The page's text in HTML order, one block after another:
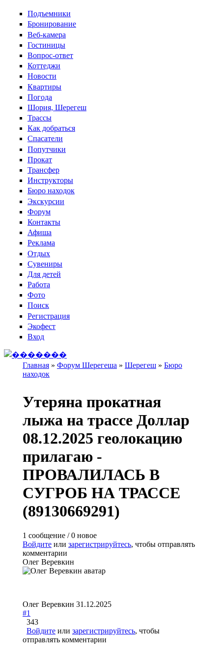
Перейти к основному содержанию
Подъемники
Бронирование
Веб-камера
Гостиницы
Вопрос-ответ
Коттеджи
Новости
Квартиры
Погода
Шория, Шерегеш
Трассы
Как добраться
Спасатели
Попутчики
Прокат
Трансфер
Инструкторы
Бюро находок
Экскурсии
Форум
Контакты
Афиша
Реклама
Отдых
Сувениры
Для детей
Работа
Фото
Поиск
Регистрация
Экофест
Вход
Вы здесь
Главная » Форум Шерегеша » Шерегеш » Бюро
находок
Утеряна прокатная
лыжа на трассе Доллар
08.12.2025 геолокацию
прилагаю -
ПРОВАЛИЛАСЬ В
СУГРОБ НА ТРАССЕ
(89130669291)
1 сообщение / 0 новое
Войдите или зарегистрируйтесь, чтобы отправлять
комментарии
Олег Веревкин
Олег Веревкин 31.12.2025
#1
343
Войдите или зарегистрируйтесь, чтобы
отправлять комментарии